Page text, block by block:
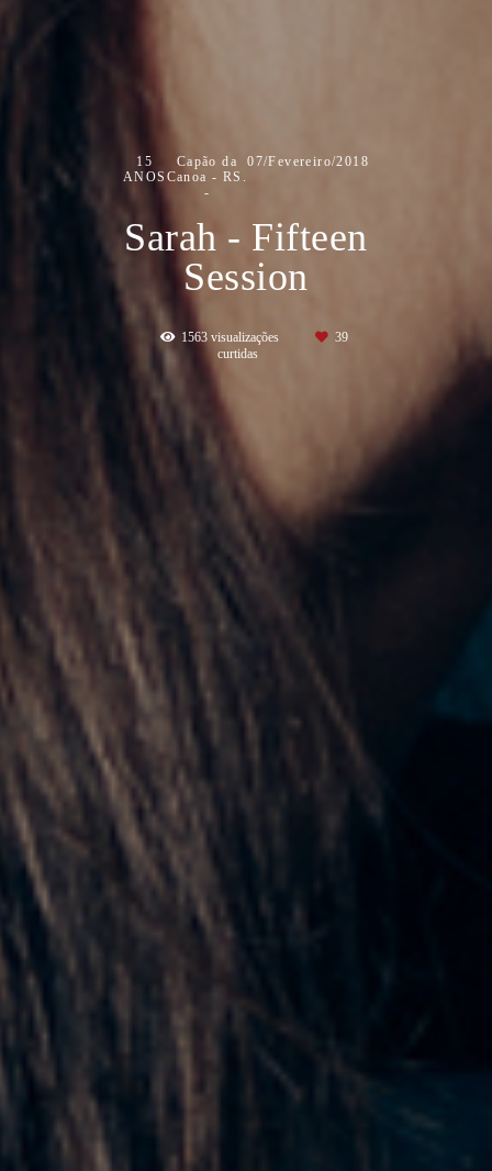
15
ANOS
Capão da
Canoa - RS.
07/Fevereiro/2018
Sarah - Fifteen
Session
1563 visualizações
39
curtidas